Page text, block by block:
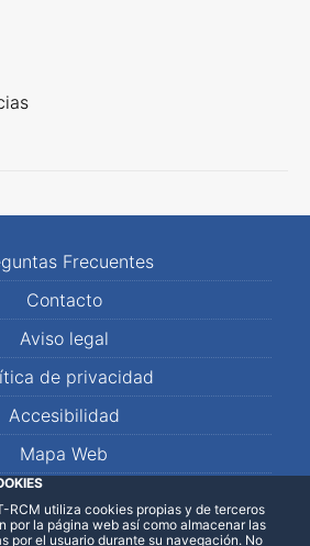
Frecuentes
Contacto
Aviso legal
de privacidad
Accesibilidad
Mapa Web
RCM utiliza cookies propias y de terceros
por la página web así como almacenar las
por el usuario durante su navegación. No